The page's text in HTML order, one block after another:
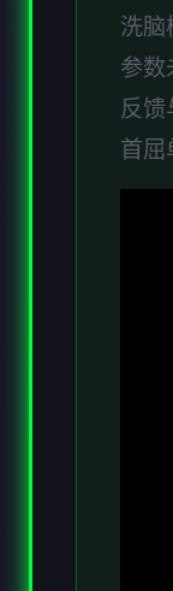
洗脑
参数
反馈
首屈